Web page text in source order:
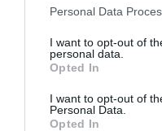
Please note that this
not limited to your visit or
grant or deny consent to
use your data for below
consent section.
Personal Data
I want to opt-out of
personal data.
Opted In
I want to opt-out of
Personal Data.
Opted In
08.08.2026 | 14:56